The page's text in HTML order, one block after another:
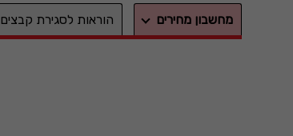
מחשבון מחירים הוראות לסגירת קבצים